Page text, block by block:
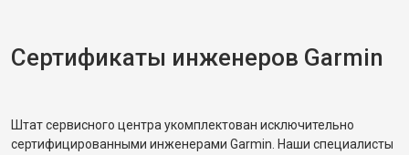
Сертификаты инженеров Garmin
Штат сервисного центра укомплектован исключительно
сертифицированными инженерами Garmin. Наши специалисты